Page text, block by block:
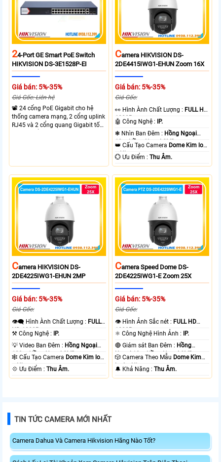
24-Port GE Smart PoE Switch
HIKVISION DS-3E1528P-EI
Giá bán: 5%-35%
Giá Gốc: Liên hệ
📽 24 cổng PoE Gigabit cho hệ
thống camera mạng, 2 cổng uplink
RJ45 và 2 cổng quang Gigabit tốc
CAmera HIKVISION DS-
2DE4415IWG1-EHUN Zoom 16X
Giá bán: 5%-35%
Giá Gốc:
️👀 Hình Ành Chất Lượng : FULL HD
1080P .
🤖️ Công Nghệ :
IP.
❃ Nhìn Ban Đêm : Hồng Ngoại
10m Hồng Ngoại SMD.
👑 Cấu Tạo Camera Dome Kim loại
+ Nhựa.
️💮 Ưu Điểm :Thu Âm.
CAmera HIKVISION DS-
2DE4225IWG1-EHUN 2MP
Giá bán: 5%-35%
Giá Gốc:
👁️‍🗨 Hình Ành Chất Lượng : FULL
HD 1080P .
⚒ Công Nghệ : IP.
💡 Video Ban Đêm : Hồng Ngoại
100m Hồng Ngoại SMD.
🕸️ Cấu Tạo Camera Dome Kim loại
+ Nhựa.
️💠 Ưu Điểm :Thu Âm.
CAmera Speed Dome DS-
2DE4225IWG1-E Zoom 25X
Giá bán: 5%-35%
Giá Gốc:
👁 Hình Ảnh Sắc nét : FULL HD
1080P .
⚛️ Công Nghệ Hình Ảnh : IP.
🔴 Giám sát Ban Đêm : Hồng
Ngoại 10m Hồng Ngoại SMD.
🎲 Camera Theo Mẫu Dome Kim
loại + Nhựa.
️🔔 Khả Năng :Thu Âm.
TIN TỨC CAMERA MỚI NHẤT
Camera Dahua Và Camera Hikvision Hãng Nào Tốt?